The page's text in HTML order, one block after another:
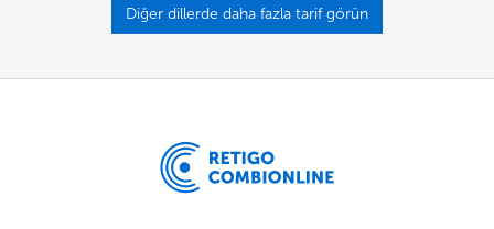
Diğer dillerde daha fazla tarif görün